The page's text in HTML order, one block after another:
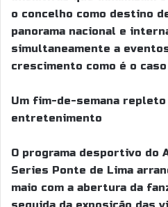
o concelho como destino
panorama nacional e
simultaneamente a
crescimento como é o
Um fim-de-semana repleto
entretenimento
O programa desportivo do
Series Ponte de Lima
maio com a abertura da